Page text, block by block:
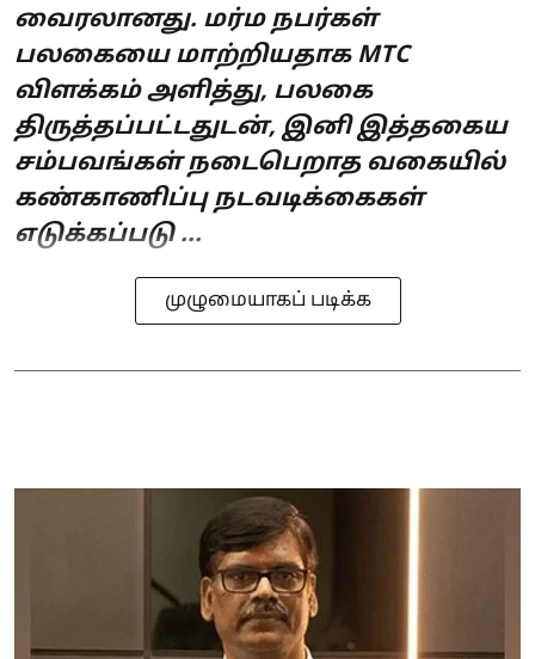
வைரலானது. மர்ம நபர்கள்
பலகையை மாற்றியதாக MTC
விளக்கம் அளித்து, பலகை
திருத்தப்பட்டதுடன், இனி இத்தகைய
சம்பவங்கள் நடைபெறாத வகையில்
கண்காணிப்பு நடவடிக்கைகள்
எடுக்கப்படு ...
முழுமையாகப் படிக்க